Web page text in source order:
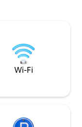
umývačka riadu,
posteľná bielizeň,
Wi-Fi